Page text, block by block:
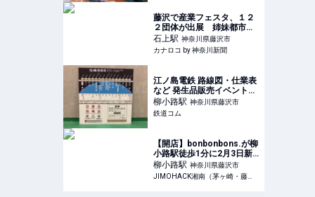
藤沢で産業フェスタ、１２
２団体が出展 姉妹都市・
長野県松本市の名産品も |
カナロコ by 神奈川新聞
石上駅 神奈川県藤沢市
カナロコ by 神奈川新聞
江ノ島電鉄 路線図・仕業表
など 発生品販売イベント
（2024年6月8日） - 鉄道コ
ム
柳小路駅 神奈川県藤沢市
鉄道コム
【開店】bonbonbons.が柳
小路駅徒歩1分に2月3日新
オープン！1組ずつ入店の
スティックチーズケーキシ
ョップ | JIMOHACK湘南
柳小路駅 神奈川県藤沢市
JIMOHACK湘南（茅ヶ崎・藤沢・江ノ島・平塚など）